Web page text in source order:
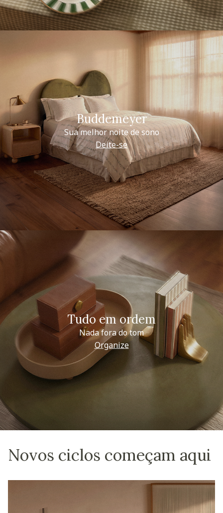
Buddemeyer
Sua melhor noite de sono
Deite-se
Tudo em ordem
Nada fora do tom
Organize
Novos ciclos começam aqui